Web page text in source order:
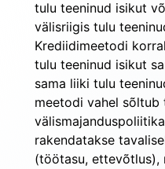
tulu teeninud isikut
välisriigis tulu
Krediidimeetodi
tulu teeninud isikut
sama liiki tulu
meetodi vahel
rakendatakse
(töötasu, ettevõtlus),